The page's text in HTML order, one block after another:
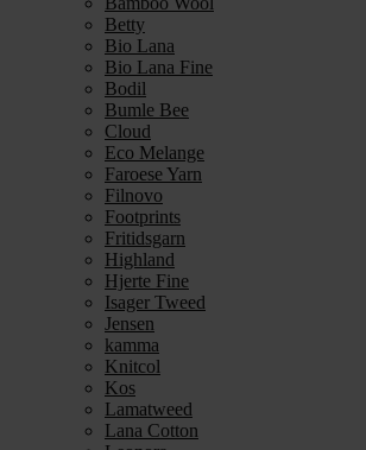
Betty
Bio Lana
Bio Lana Fine
Bodil
Bumle Bee
Cloud
Eco Melange
Faroese Yarn
Filnovo
Footprints
Fritidsgarn
Highland
Hjerte Fine
Isager Tweed
Jensen
kamma
Knitcol
Kos
Lamatweed
Lana Cotton